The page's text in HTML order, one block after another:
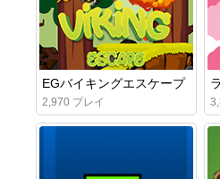
EGバイキングエスケープ
2,970 プレイ